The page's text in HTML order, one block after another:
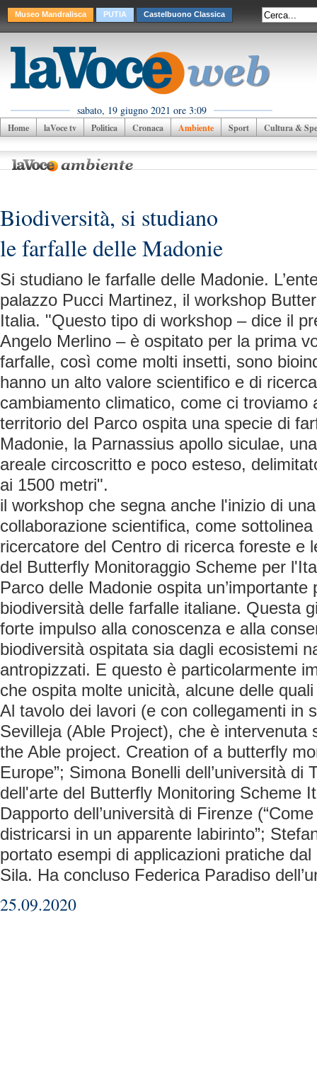
Museo Mandralisca PUTIA Castelbuono Classica
sabato, 19 giugno 2021 ore 3:09
Home laVoce tv Politica Cronaca Ambiente Sport Cultura &
Biodiversità, si studiano
le farfalle delle Madonie
Si studiano le farfalle delle Madonie.
palazzo Pucci Martinez, il workshop
Italia. "Questo tipo di workshop – dice il
Angelo Merlino – è ospitato per la prima
farfalle, così come molti insetti, sono
hanno un alto valore scientifico e di
cambiamento climatico, come ci troviamo
territorio del Parco ospita una specie di
Madonie, la Parnassius apollo siculae,
areale circoscritto e poco esteso,
ai 1500 metri".
il workshop che segna anche l'inizio di
collaborazione scientifica, come
ricercatore del Centro di ricerca foreste e
del Butterfly Monitoraggio Scheme per
Parco delle Madonie ospita un’importante
biodiversità delle farfalle italiane. Questa
forte impulso alla conoscenza e alla
biodiversità ospitata sia dagli ecosistemi
antropizzati. E questo è particolarmente
che ospita molte unicità, alcune delle
Al tavolo dei lavori (e con collegamenti in
Sevilleja (Able Project), che è intervenuta
the Able project. Creation of a butterfly
Europe”; Simona Bonelli dell’università di
dell'arte del Butterfly Monitoring Scheme
Dapporto dell’università di Firenze
districarsi in un apparente labirinto”;
portato esempi di applicazioni pratiche
Sila. Ha concluso Federica Paradiso
25.09.2020